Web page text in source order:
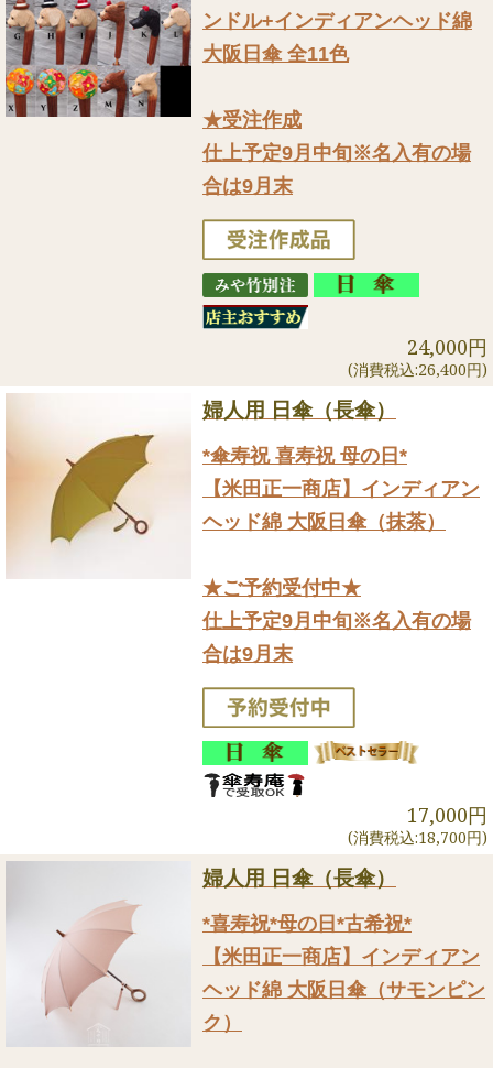
ンドル+インディアンヘッド綿
大阪日傘 全11色
★受注作成
仕上予定9月中旬※名入有の場
合は9月末
24,000円
(消費税込:26,400円)
婦人用 日傘（長傘）
*傘寿祝 喜寿祝 母の日*
【米田正一商店】インディアン
ヘッド綿 大阪日傘（抹茶）
★ご予約受付中★
仕上予定9月中旬※名入有の場
合は9月末
17,000円
(消費税込:18,700円)
婦人用 日傘（長傘）
*喜寿祝*母の日*古希祝*
【米田正一商店】インディアン
ヘッド綿 大阪日傘（サモンピン
ク）